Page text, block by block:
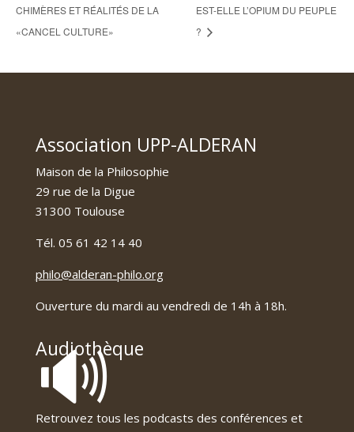
CHIMÈRES ET RÉALITÉS DE LA
«CANCEL CULTURE»
EST-ELLE L’OPIUM DU PEUPLE
?
Association UPP-ALDERAN
Maison de la Philosophie
29 rue de la Digue
31300 Toulouse
Tél. 05 61 42 14 40
philo@alderan-philo.org
Ouverture du mardi au vendredi de 14h à 18h.
Audiothèque
🔊
Retrouvez tous les podcasts des conférences et